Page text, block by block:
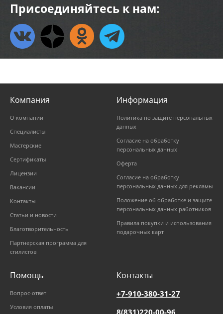
Присоединяйтесь к нам:
Компания
О компании
Специалисты
Мастерские
Сертификаты
Лицензии
Вакансии
Контакты
Статьи и новости
Благотворительность
Партнерская программа для
стилистов
Информация
Политика по защите персональных
данных
Согласие на обработку
персональных данных
Оферта
Согласие на обработку
персональных данных для рекламы
Положение об обработке и защите
персональных данных работников
Правила покупки и использования
подарочных карт
Помощь
Вопрос-ответ
Условия оплаты
Контакты
+7-910-380-31-27